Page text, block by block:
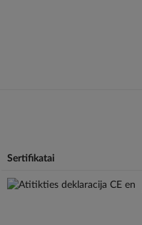
Sertifikatai